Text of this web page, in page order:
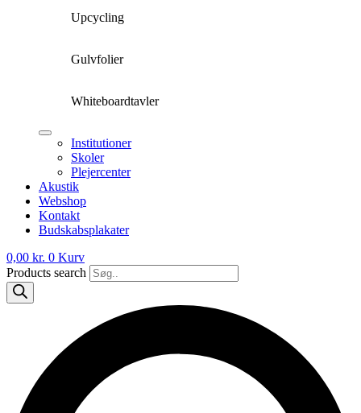
Upcycling
Gulvfolier
Whiteboardtavler
Institutioner
Skoler
Plejercenter
Akustik
Webshop
Kontakt
Budskabsplakater
0,00 kr. 0 Kurv
Products search